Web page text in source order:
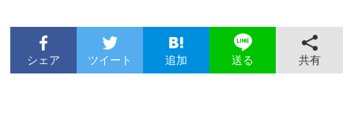
シェア ツイート 追加 送る 共有